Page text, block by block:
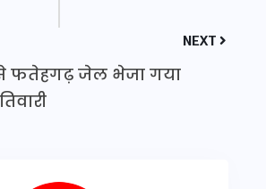
NEXT
फतेहगढ़ जेल भेजा गया